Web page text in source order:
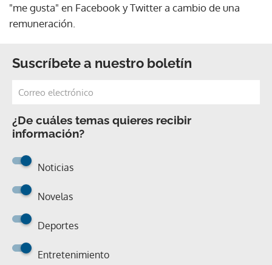
"me gusta" en Facebook y Twitter a cambio de una
remuneración.
Suscríbete a nuestro boletín
¿De cuáles temas quieres recibir
información?
Noticias
Novelas
Deportes
Entretenimiento